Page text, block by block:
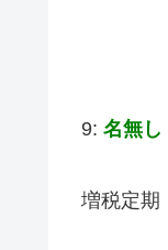
9: 名無し
増税定期